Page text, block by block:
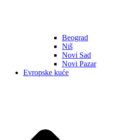
Beograd
Niš
Novi Sad
Novi Pazar
Evropske kuće